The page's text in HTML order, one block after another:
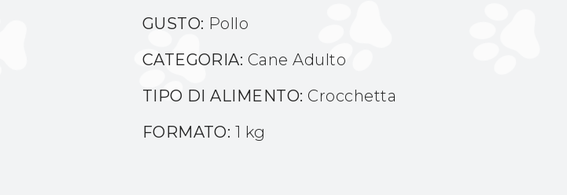
GUSTO: Pollo
CATEGORIA: Cane Adulto
TIPO DI ALIMENTO: Crocchetta
FORMATO: 1 kg